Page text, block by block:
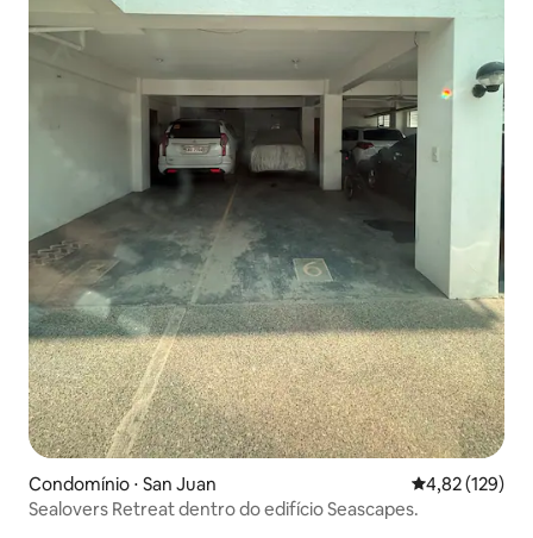
Condomínio ⋅ San Juan 4,82 de uma
4,82 (129)
Sealovers Retreat dentro do edifício Seascapes.